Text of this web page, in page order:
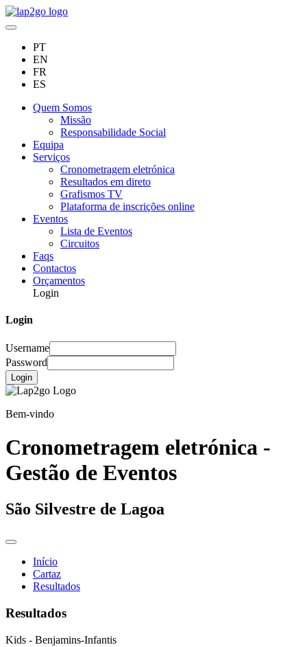
PT
EN
FR
ES
Quem Somos
Missão
Responsabilidade Social
Equipa
Serviços
Cronometragem eletrónica
Resultados em direto
Grafismos TV
Plataforma de inscrições online
Eventos
Lista de Eventos
Circuitos
Faqs
Contactos
Orçamentos
Login
Login
Username
Password
Login
Bem-vindo
Cronometragem eletrónica -
Gestão de Eventos
São Silvestre de Lagoa
Início
Cartaz
Resultados
Resultados
Kids - Benjamins-Infantis